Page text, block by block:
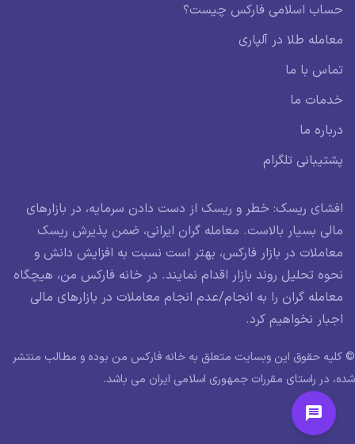
حساب اسلامی فارکس چیست؟
معامله طلا در آلپاری
تماس با ما
خدمات ما
درباره ما
پشتیبانی تلگرام
افشای ریسک: خطر و ریسک از دست دادن سرمایه، در بازارهای
مالی بسیار بالاست. معامله گران ایرانی، ضمن پذیرش ریسک
معاملات در بازار فارکس، بهتر است نسبت به افزایش دانش و
نحوه تحلیل روند بازار اقدام نمایند. در خانه فارکس من، هیچگاه
معامله گران را به انجام/عدم انجام معاملات در بازارهای مالی
اجبار نخواهیم کرد.
© کلیه حقوق این وبسایت متعلق به خانه فارکس من بوده و مطالب منتشر
شده، در راستای مقررات جمهوری اسلامی ایران می باشد.